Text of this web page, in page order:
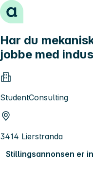
Hopp til innhold
Har du
jobbe med
StudentConsulting
3414 Lierstranda
Stillingsannonsen er